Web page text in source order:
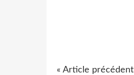
« Article précédent